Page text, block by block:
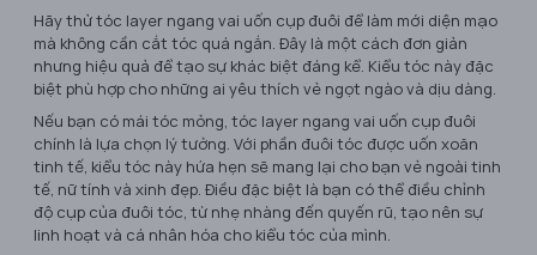
Hãy thử tóc layer ngang vai uốn cụp đuôi để làm mới diện mạo
mà không cần cắt tóc quá ngắn. Đây là một cách đơn giản
nhưng hiệu quả để tạo sự khác biệt đáng kể. Kiểu tóc này đặc
biệt phù hợp cho những ai yêu thích vẻ ngọt ngào và dịu dàng.
Nếu bạn có mái tóc mỏng, tóc layer ngang vai uốn cụp đuôi
chính là lựa chọn lý tưởng. Với phần đuôi tóc được uốn xoăn
tinh tế, kiểu tóc này hứa hẹn sẽ mang lại cho bạn vẻ ngoài tinh
tế, nữ tính và xinh đẹp. Điều đặc biệt là bạn có thể điều chỉnh
độ cụp của đuôi tóc, từ nhẹ nhàng đến quyến rũ, tạo nên sự
linh hoạt và cá nhân hóa cho kiểu tóc của mình.